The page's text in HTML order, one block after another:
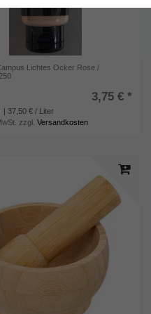
Lichtes Ocker Rose /
3,75 € *
| 37,50 € / Liter
zzgl.Versandkosten